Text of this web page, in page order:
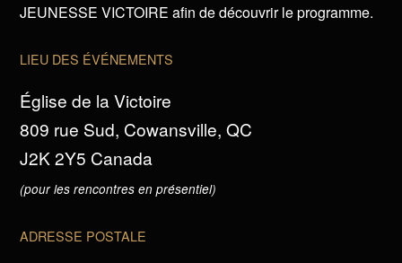
JEUNESSE VICTOIRE afin de découvrir le programme.
LIEU DES ÉVÉNEMENTS
Église de la Victoire
809 rue Sud, Cowansville, QC
J2K 2Y5 Canada
(pour les rencontres en présentiel)
ADRESSE POSTALE